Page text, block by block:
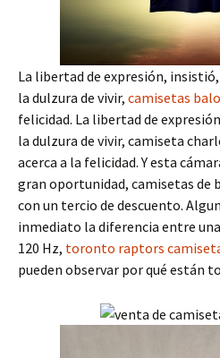
La libertad de expresión, insistió,
la dulzura de vivir, camisetas
felicidad. La libertad de
la dulzura de vivir, camiseta
acerca a la felicidad. Y esta
gran oportunidad, camisetas de
con un tercio de descuento.
inmediato la diferencia entre
120 Hz, toronto raptors
pueden observar por qué están